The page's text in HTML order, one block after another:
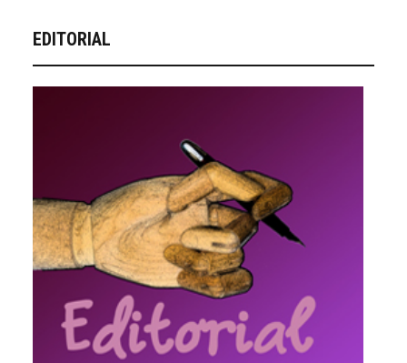
EDITORIAL